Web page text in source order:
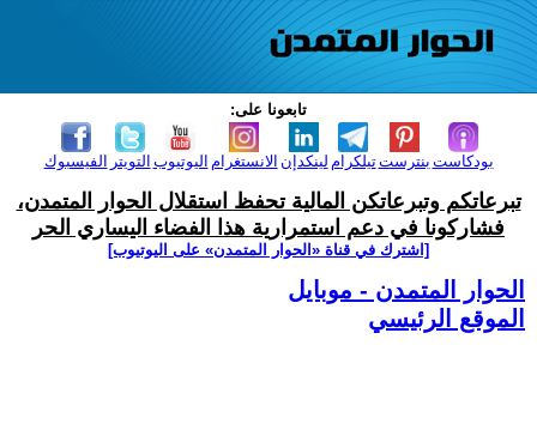
تابعونا على:
الفيسبوك التويتر اليوتيوب الانستغرام لينكدإن تيلكرامبنترست بودكاست
تبرعاتكم وتبرعاتكن المالية تحفظ استقلال الحوار المتمدن،
فشاركونا في دعم استمرارية هذا الفضاء اليساري الحر
[اشترك في قناة ‫«الحوار المتمدن» على اليوتيوب]
الحوار المتمدن - موبايل
الموقع الرئيسي